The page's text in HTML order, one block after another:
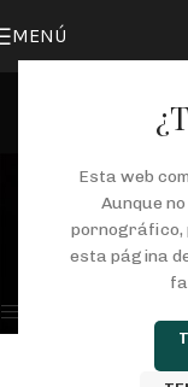
Esta web
Aunque
pornográfico,
esta página
MENÚ
Tienda/
Mostrando los 3